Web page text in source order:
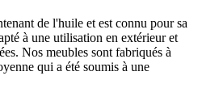
de l'huile et est connu pour sa
à une utilisation en extérieur et
Nos meubles sont fabriqués à
qui a été soumis à une